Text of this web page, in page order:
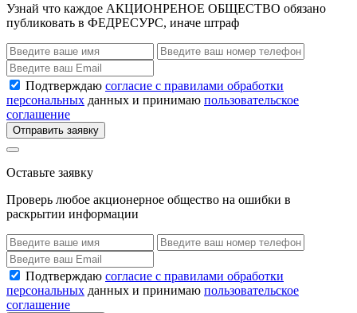
Узнай что каждое АКЦИОНРЕНОЕ ОБЩЕСТВО обязано
публиковать в ФЕДРЕСУРС, иначе штраф
Подтверждаю согласие с правилами обработки
персональных данных и принимаю пользовательское
соглашение
Отправить заявку
Оставьте заявку
Проверь любое акционерное общество на ошибки в
раскрытии информации
Подтверждаю согласие с правилами обработки
персональных данных и принимаю пользовательское
соглашение